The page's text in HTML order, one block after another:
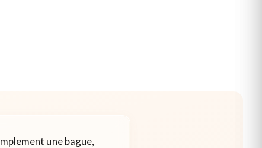
une bague,